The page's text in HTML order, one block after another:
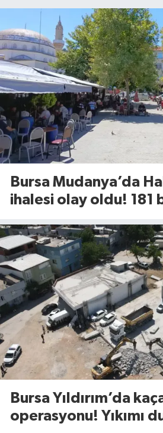
Bursa Mudanya’da
ihalesi olay oldu! 181
Bursa Yıldırım’da
operasyonu! Yıkımı